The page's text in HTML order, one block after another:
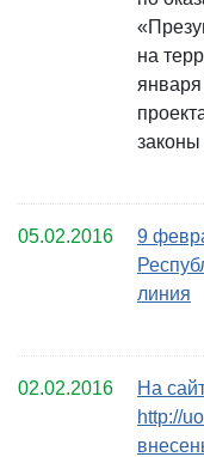
на
законы
05.02.2016
9
линия
02.02.2016
На
http://